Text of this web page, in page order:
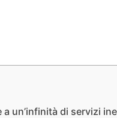
un’infinità di servizi